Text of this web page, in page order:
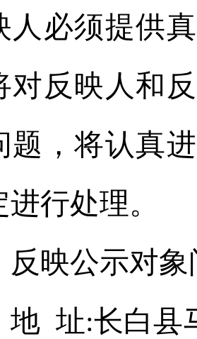
人必须提供
对反映人和
题，将认真
行处理。
公示对象
址:长白县马